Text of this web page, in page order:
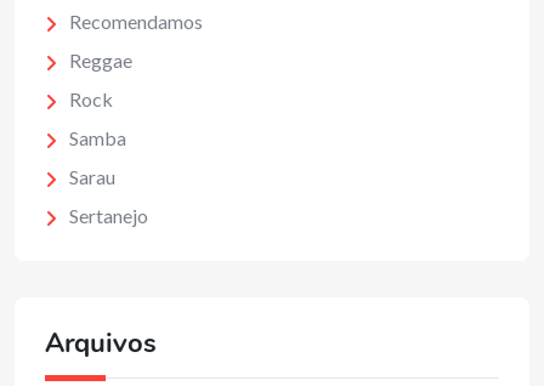
Recomendamos
Reggae
Rock
Samba
Sarau
Sertanejo
Arquivos